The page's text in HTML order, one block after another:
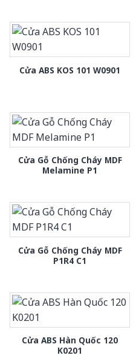
Cửa ABS KOS 101 W0901
Cửa Gỗ Chống Cháy MDF
Melamine P1
Cửa Gỗ Chống Cháy MDF
P1R4 C1
Cửa ABS Hàn Quốc 120
K0201